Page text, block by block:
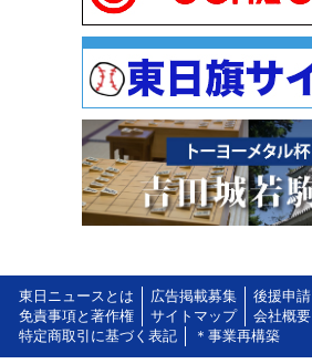
東日ニュースとは 広告掲載募集 後援申請
免責事項と著作権
サイトマップ 会社概要
特定商取引に基づく表記
＊事業再構築